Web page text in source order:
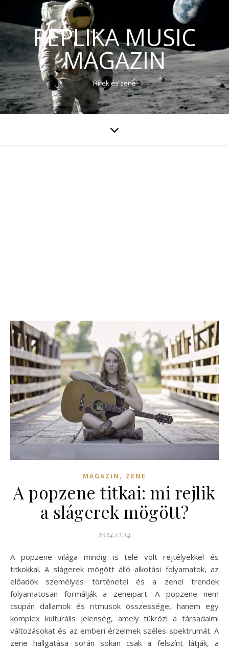
REPLIKA MUSIC
MAGAZIN
Hírek és zene
MAGAZIN , ZENE
A popzene titkai: mi rejlik
a slágerek mögött?
2024.12.14.
A popzene világa mindig is tele volt rejtélyekkel és
titkokkal. A slágerek mögött álló alkotási folyamatok, az
előadók személyes történetei és a zenei trendek
folyamatosan formálják a zeneipart. A popzene nem
csupán dallamok és ritmusok összessége, hanem egy
komplex kulturális jelenség, amely tükrözi a társadalmi
változásokat és az emberi érzelmek széles spektrumát. A
zene hallgatása során sokan csak a felszínt látják, a